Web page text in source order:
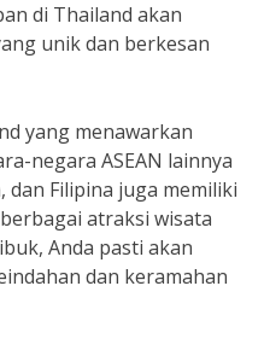
di Thailand akan
unik dan berkesan
yang menawarkan
negara ASEAN lainnya
dan Filipina juga memiliki
atraksi wisata
Anda pasti akan
dan keramahan